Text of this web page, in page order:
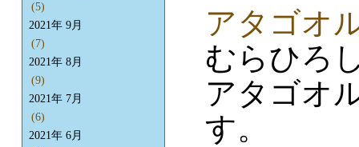
アタゴオ
むらひろ
アタゴオ
す。
(5)
2021年 9月
(7)
2021年 8月
(9)
2021年 7月
(6)
2021年 6月